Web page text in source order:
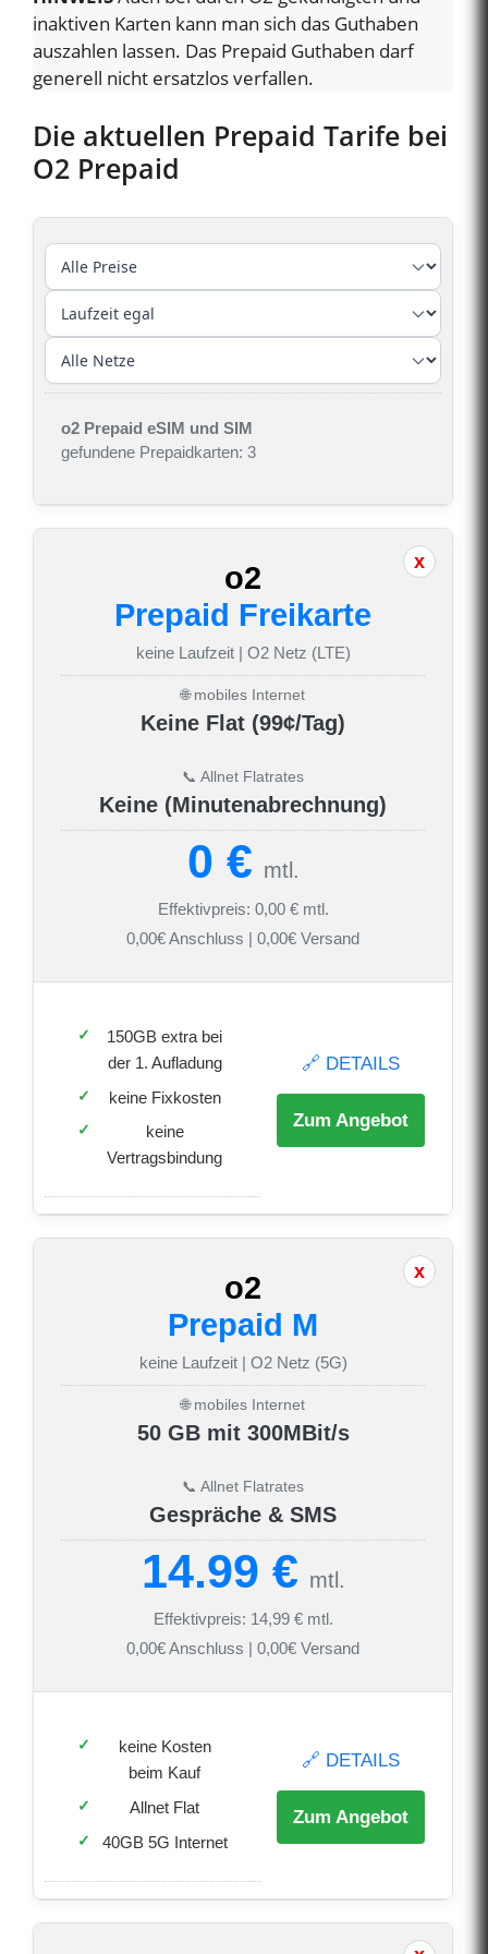
inaktiven Karten kann man sich das Guthaben
auszahlen lassen. Das Prepaid Guthaben darf
generell nicht ersatzlos verfallen.
Die aktuellen Prepaid Tarife bei
O2 Prepaid
o2 Prepaid eSIM und SIM
gefundene Prepaidkarten: 3
o2
Prepaid Freikarte
keine Laufzeit | O2 Netz (LTE)
🌐 mobiles Internet
Keine Flat (99¢/Tag)
📞 Allnet Flatrates
Keine (Minutenabrechnung)
0 € mtl.
Effektivpreis: 0,00 € mtl.
0,00€ Anschluss | 0,00€ Versand
150GB extra bei
der 1. Aufladung
keine Fixkosten
keine
Vertragsbindung
🔗 DETAILS
Zum Angebot
o2
Prepaid M
keine Laufzeit | O2 Netz (5G)
🌐 mobiles Internet
50 GB mit 300MBit/s
📞 Allnet Flatrates
Gespräche & SMS
14.99 € mtl.
Effektivpreis: 14,99 € mtl.
0,00€ Anschluss | 0,00€ Versand
keine Kosten
beim Kauf
Allnet Flat
40GB 5G Internet
🔗 DETAILS
Zum Angebot